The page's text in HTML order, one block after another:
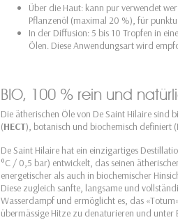
Über die Haut: kann pur verwendet
Pflanzenöl (maximal 20 %), für
In der Diffusion: 5 bis 10 Tropfen in
Ölen. Diese Anwendungsart wird
BIO, 100 % rein und
Die ätherischen Öle von De Saint Hilaire sind
(HECT), botanisch und biochemisch definiert (
De Saint Hilaire hat ein einzigartiges
°C / 0,5 bar) entwickelt, das seinen
energetischer als auch in biochemischer
Diese zugleich sanfte, langsame und
Wasserdampf und ermöglicht es, das
übermässige Hitze zu denaturieren und